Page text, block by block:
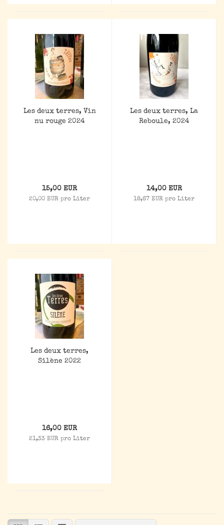
Les deux terres, Vin
nu rouge 2024
15,00 EUR
20,00 EUR pro Liter
Les deux terres, La
Reboule, 2024
14,00 EUR
18,67 EUR pro Liter
Les deux terres,
Silène 2022
16,00 EUR
21,33 EUR pro Liter